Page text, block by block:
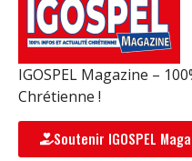
IGOSPEL Magazine –
Chrétienne !
Soutenir IGOSPEL